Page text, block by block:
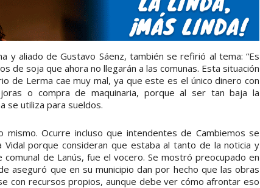
y aliado de Gustavo Sáenz, también se refirió al tema: “Es
de soja que ahora no llegarán a las comunas. Esta situación
de Lerma cae muy mal, ya que este es el único dinero con
o compra de maquinaria, porque al ser tan baja la
se utiliza para sueldos.
Ocurre incluso que intendentes de Cambiemos se
porque consideran que estaba al tanto de la noticia y
de Lanús, fue el vocero. Se mostró preocupado en
aseguró que en su municipio dan por hecho que las obras
con recursos propios, aunque debe ver cómo afrontar eso